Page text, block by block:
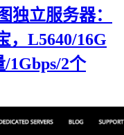
独立服务器：
，L5640/16G
1Gbps/2个